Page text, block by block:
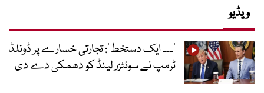
ویڈیو
’۔۔۔ ایک دستخط‘: تجارتی خسارے پر ڈونلڈ
ٹرمپ نے سوئٹزر لینڈ کو دھمکی دے دی